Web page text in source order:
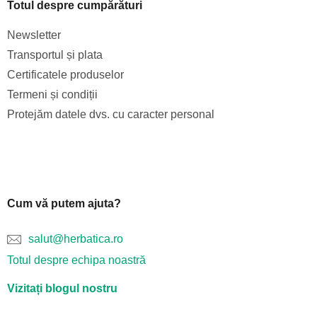
Totul despre cumpărături
Newsletter
Transportul și plata
Certificatele produselor
Termeni și condiții
Protejăm datele dvs. cu caracter personal
Cum vă putem ajuta?
salut@herbatica.ro
Totul despre echipa noastră
Vizitați blogul nostru